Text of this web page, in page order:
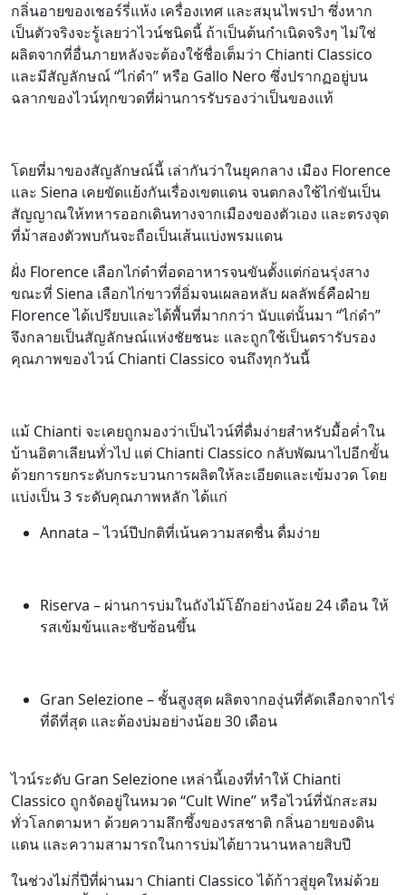
กลิ่นอายของเชอร์รี่แห้ง เครื่องเทศ และสมุนไพรป่า ซึ่งหาก
เป็นตัวจริงจะรู้เลยว่าไวน์ชนิดนี้ ถ้าเป็นต้นกำเนิดจริงๆ ไม่ใช่
ผลิตจากที่อื่นภายหลังจะต้องใช้ชื่อเต็มว่า Chianti Classico
และมีสัญลักษณ์ “ไก่ดำ” หรือ Gallo Nero ซึ่งปรากฏอยู่บน
ฉลากของไวน์ทุกขวดที่ผ่านการรับรองว่าเป็นของแท้
โดยที่มาของสัญลักษณ์นี้ เล่ากันว่าในยุคกลาง เมือง Florence
และ Siena เคยขัดแย้งกันเรื่องเขตแดน จนตกลงใช้ไก่ขันเป็น
สัญญาณให้ทหารออกเดินทางจากเมืองของตัวเอง และตรงจุด
ที่ม้าสองตัวพบกันจะถือเป็นเส้นแบ่งพรมแดน
ฝั่ง Florence เลือกไก่ดำที่อดอาหารจนขันตั้งแต่ก่อนรุ่งสาง
ขณะที่ Siena เลือกไก่ขาวที่อิ่มจนเผลอหลับ ผลลัพธ์คือฝ่าย
Florence ได้เปรียบและได้พื้นที่มากกว่า นับแต่นั้นมา “ไก่ดำ”
จึงกลายเป็นสัญลักษณ์แห่งชัยชนะ และถูกใช้เป็นตรารับรอง
คุณภาพของไวน์ Chianti Classico จนถึงทุกวันนี้
แม้ Chianti จะเคยถูกมองว่าเป็นไวน์ที่ดื่มง่ายสำหรับมื้อค่ำใน
บ้านอิตาเลียนทั่วไป แต่ Chianti Classico กลับพัฒนาไปอีกขั้น
ด้วยการยกระดับกระบวนการผลิตให้ละเอียดและเข้มงวด โดย
แบ่งเป็น 3 ระดับคุณภาพหลัก ได้แก่
Annata – ไวน์ปีปกติที่เน้นความสดชื่น ดื่มง่าย
Riserva – ผ่านการบ่มในถังไม้โอ๊กอย่างน้อย 24 เดือน ให้
รสเข้มข้นและซับซ้อนขึ้น
Gran Selezione – ชั้นสูงสุด ผลิตจากองุ่นที่คัดเลือกจากไร่
ที่ดีที่สุด และต้องบ่มอย่างน้อย 30 เดือน
ไวน์ระดับ Gran Selezione เหล่านี้เองที่ทำให้ Chianti
Classico ถูกจัดอยู่ในหมวด “Cult Wine” หรือไวน์ที่นักสะสม
ทั่วโลกตามหา ด้วยความลึกซึ้งของรสชาติ กลิ่นอายของดิน
แดน และความสามารถในการบ่มได้ยาวนานหลายสิบปี
ในช่วงไม่กี่ปีที่ผ่านมา Chianti Classico ได้ก้าวสู่ยุคใหม่ด้วย